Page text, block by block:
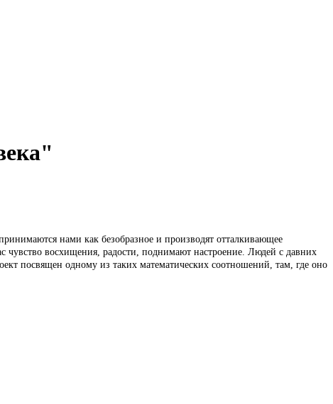
нами как безобразное и производят отталкивающее
чувство восхищения, радости, поднимают настроение. Людей с давних
посвящен одному из таких математических соотношений, там, где оно